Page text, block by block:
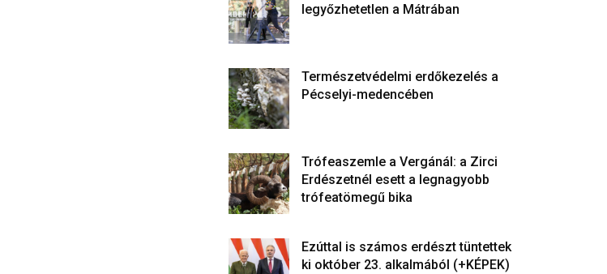
legyőzhetetlen a Mátrában
Természetvédelmi erdőkezelés a
Pécselyi-medencében
Trófeaszemle a Vergánál: a Zirci
Erdészetnél esett a legnagyobb
trófeatömegű bika
Ezúttal is számos erdészt tüntettek
ki október 23. alkalmából (+KÉPEK)